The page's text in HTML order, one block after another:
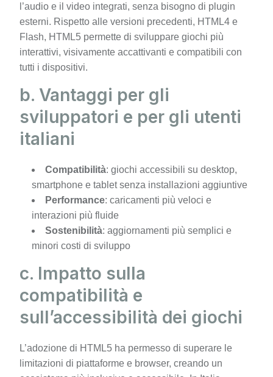
l’audio e il video integrati, senza bisogno di plugin
esterni. Rispetto alle versioni precedenti, HTML4 e
Flash, HTML5 permette di sviluppare giochi più
interattivi, visivamente accattivanti e compatibili con
tutti i dispositivi.
b. Vantaggi per gli
sviluppatori e per gli utenti
italiani
Compatibilità: giochi accessibili su desktop,
smartphone e tablet senza installazioni aggiuntive
Performance: caricamenti più veloci e
interazioni più fluide
Sostenibilità: aggiornamenti più semplici e
minori costi di sviluppo
c. Impatto sulla
compatibilità e
sull’accessibilità dei giochi
L’adozione di HTML5 ha permesso di superare le
limitazioni di piattaforme e browser, creando un